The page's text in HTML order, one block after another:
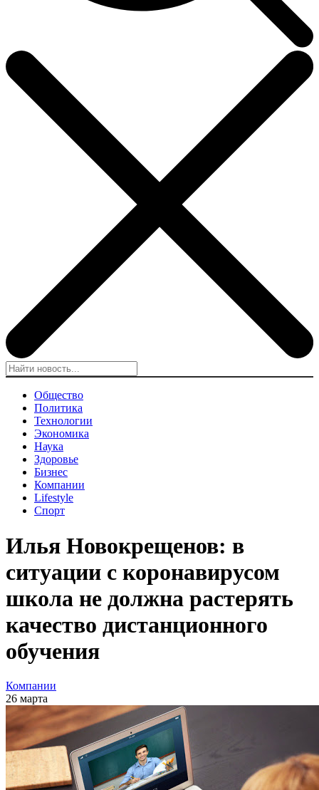
Общество
Политика
Технологии
Экономика
Наука
Здоровье
Бизнес
Компании
Lifestyle
Спорт
Илья Новокрещенов: в
ситуации с коронавирусом
школа не должна растерять
качество дистанционного
обучения
Компании
26 марта